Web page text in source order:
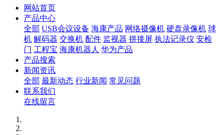
网站首页
产品中心
全部 USB会议设备 海康产品 网络摄像机 硬盘录像机 球
机 解码器 交换机 配件 监视器 拼接屏 执法记录仪 安检
门 工程宝 海康机器人 华为产品
产品搜索
新闻资讯
全部 最新动态 行业新闻 常见问题
联系我们
在线留言